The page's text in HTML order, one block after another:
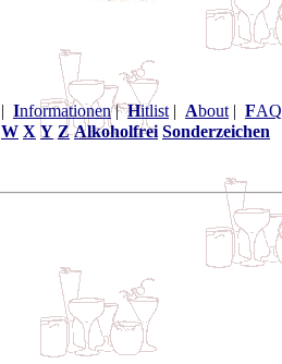
| Informationen|Hitlist | About | FAQ
W X Y Z Alkoholfrei Sonderzeichen